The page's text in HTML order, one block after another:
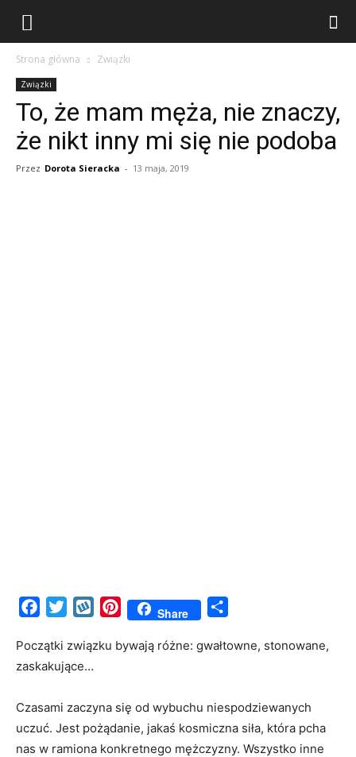
Strona główna Związki
Związki
To, że mam męża, nie znaczy,
że nikt inny mi się nie podoba
Przez Dorota Sieracka - 13 maja, 2019
FacebookTwitterWykopPinterestShare
Początki związku bywają różne: gwałtowne, stonowane,
zaskakujące…
Czasami zaczyna się od wybuchu niespodziewanych
uczuć. Jest pożądanie, jakaś kosmiczna siła, która pcha
nas w ramiona konkretnego mężczyzny. Wszystko inne